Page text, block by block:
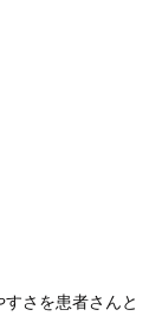
さを患者さんと